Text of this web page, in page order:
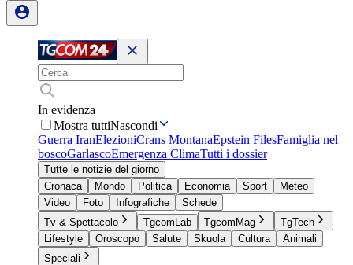
In evidenza
Mostra tuttiNascondi
Guerra IranElezioniCrans MontanaEpstein FilesFamiglia nel
boscoGarlascoEmergenza ClimaTutti i dossier
Tutte le notizie del giorno
Cronaca
Mondo Politica Economia Sport
Meteo
Video
Foto Infografiche
Schede
Tv & Spettacolo
TgcomLab TgcomMag
TgTech
Lifestyle
Oroscopo Salute Skuola Cultura
Animali
Speciali